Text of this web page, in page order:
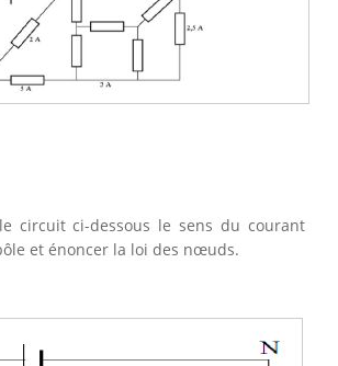
circuit ci-dessous le sens du courant
et énoncer la loi des nœuds.